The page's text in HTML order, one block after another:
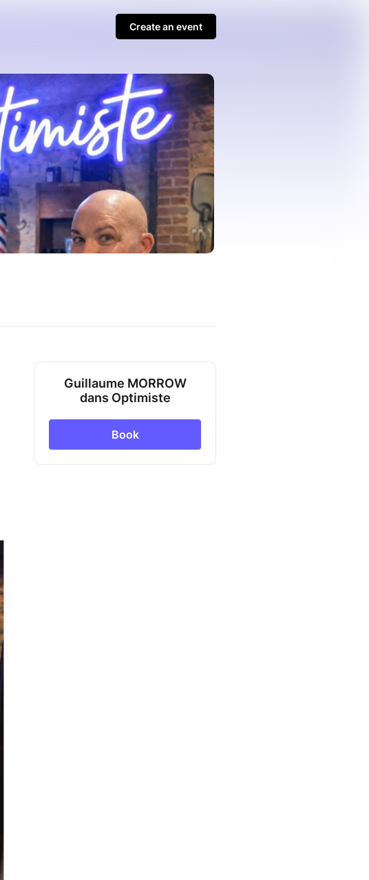
Create an event
Guillaume MORROW
dans Optimiste
Book